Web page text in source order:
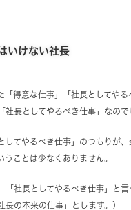
いけない社長
「得意な仕事」「社長としてやる
社長としてやるべき仕事」なので
してやるべき仕事」のつもりが
うことは少なくありません。
「社長としてやるべき仕事」と言
長の本来の仕事」とします。）